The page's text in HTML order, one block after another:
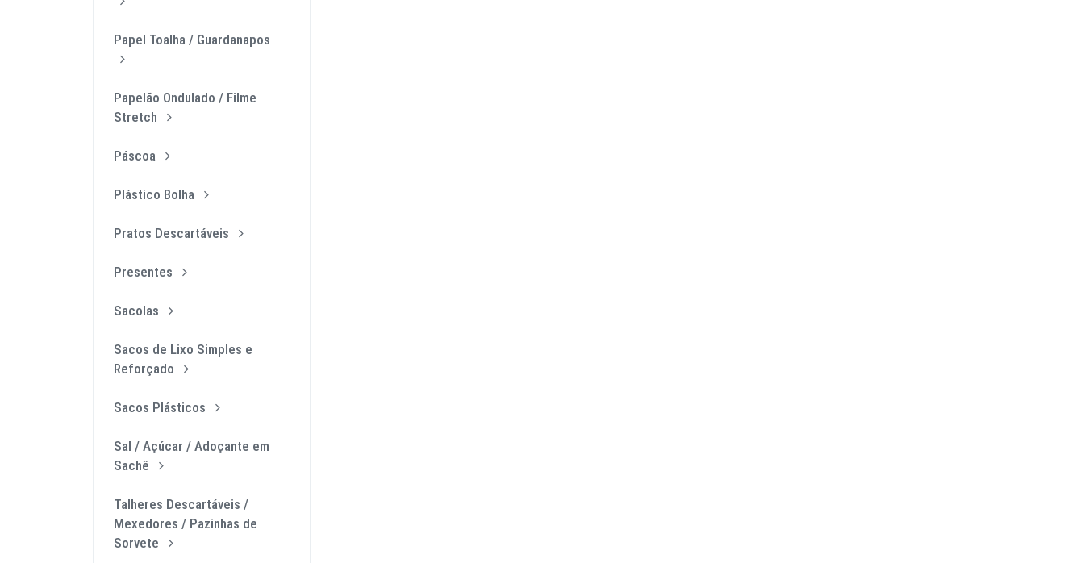
Papel Toalha / Guardanapos
Papelão Ondulado / Filme
Stretch
Páscoa
Plástico Bolha
Pratos Descartáveis
Presentes
Sacolas
Sacos de Lixo Simples e
Reforçado
Sacos Plásticos
Sal / Açúcar / Adoçante em
Sachê
Talheres Descartáveis /
Mexedores / Pazinhas de
Sorvete